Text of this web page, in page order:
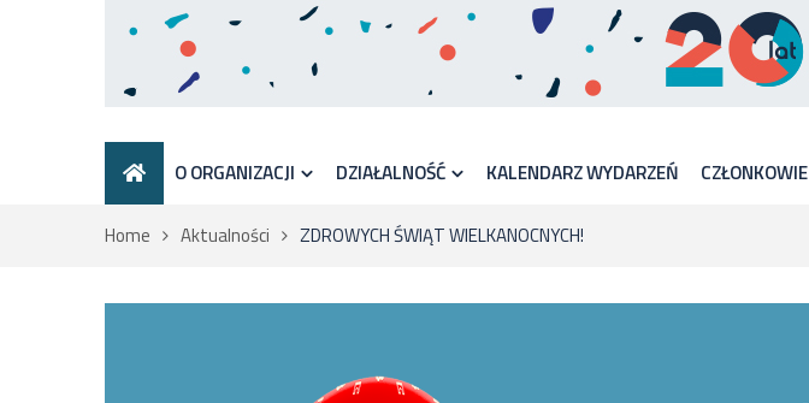
O ORGANIZACJI DZIAŁALNOŚĆ KALENDARZ WYDARZEŃ CZŁONKOWIE
Home Aktualności ZDROWYCH ŚWIĄT WIELKANOCNYCH!